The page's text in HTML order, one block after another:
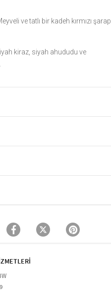
ve tatlı bir kadeh kırmızı şarap
kiraz, siyah ahududu ve